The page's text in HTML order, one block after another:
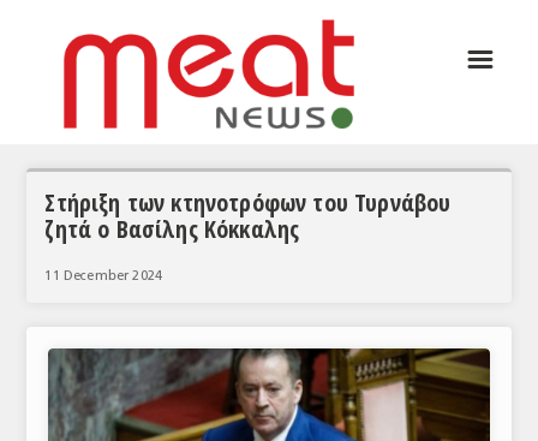
ΣΥΝΕΝΤΕΥΞΕΙΣ
ΘΕΜΑΤΑ
ΚΟΣΜΟΣ
ΕΙΔΗΣΕΙΣ
☰
Στήριξη των κτηνοτρόφων του Τυρνάβου
ζητά ο Βασίλης Κόκκαλης
11 December 2024